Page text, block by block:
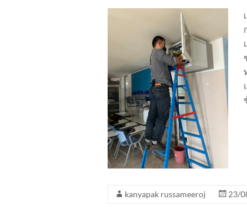
kanyapak russameeroj 23/